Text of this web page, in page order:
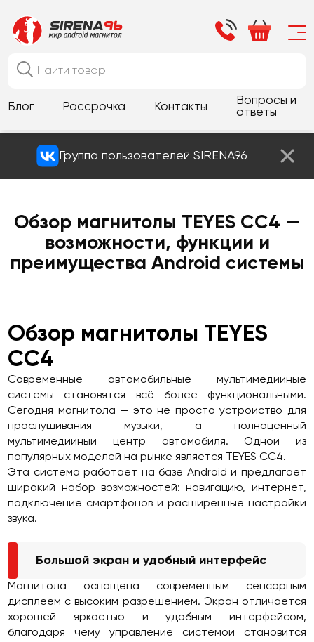
Блог Рассрочка Контакты
Вопросы и
ответы
Группа пользователей SIRENA96
Обзор магнитолы TEYES CC4 —
возможности, функции и
преимущества Android системы
Обзор магнитолы TEYES
CC4
Современные автомобильные мультимедийные
системы становятся всё более функциональными.
Сегодня магнитола — это не просто устройство для
прослушивания музыки, а полноценный
мультимедийный центр автомобиля. Одной из
популярных моделей на рынке является TEYES CC4.
Эта система работает на базе Android и предлагает
широкий набор возможностей: навигацию, интернет,
подключение смартфонов и расширенные настройки
звука.
Большой экран и удобный интерфейс
Магнитола оснащена современным сенсорным
дисплеем с высоким разрешением. Экран отличается
хорошей яркостью и удобным интерфейсом,
благодаря чему управление системой становится